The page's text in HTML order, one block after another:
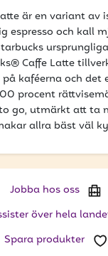
och
kring
nedan för att ta
är en variant av
espresso och kall
Caffe Latte
kaféerna och det
procent
go, utmärkt att ta
allra bäst väl
Jobba hos oss
över hela
Spara produkter